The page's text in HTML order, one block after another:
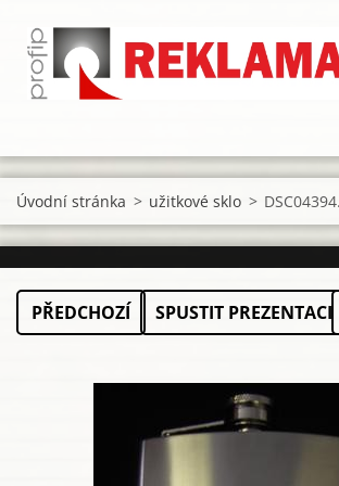
Úvodní stránka > užitkové sklo >
PŘEDCHOZÍ SPUSTIT PREZENTACI